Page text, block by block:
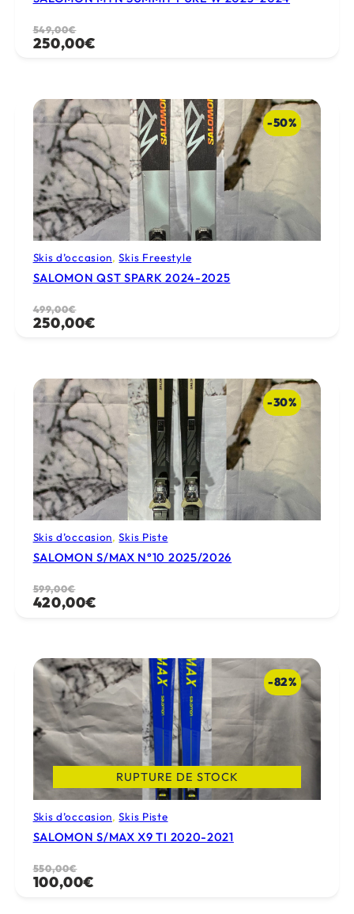
549,00€
Le
prix
549,00€.
250,00€
Le
prix
250,00€.
-50%
Skis d’occasion, Skis Freestyle
SALOMON QST SPARK 2024-2025
499,00€
Le
prix
499,00€.
250,00€
Le
prix
250,00€.
-30%
Skis d’occasion, Skis Piste
SALOMON S/MAX N°10 2025/2026
599,00€
Le
prix
599,00€.
420,00€
Le
prix
420,00€.
-82%
RUPTURE DE STOCK
Skis d’occasion, Skis Piste
SALOMON S/MAX X9 TI 2020-2021
550,00€
Le
prix
100,00€
Le
prix